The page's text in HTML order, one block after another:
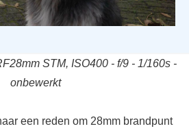
STM, ISO400 - f/9 - 1/160s -
onbewerkt
een reden om 28mm brandpunt